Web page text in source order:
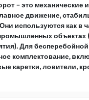
– это механические
движение,
используются как в
объектах
Для
комплектование,
каретки, ловители,